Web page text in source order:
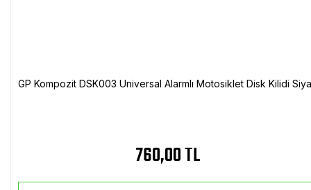
GP Kompozit DSK003 Universal Alarmlı Motosiklet Disk Kilidi
760,00 TL